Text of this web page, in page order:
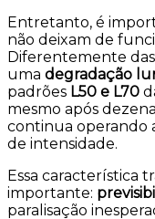
Entretanto, é
não deixam de
Diferentemente
uma degradação
padrões L50 e L70
mesmo após
continua operando
de intensidade.
Essa característica
importante:
paralisação